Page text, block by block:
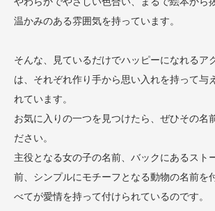
温かみのある雰囲気を持っています。
そんな、見ているだけでハッピーになれるア
は、それぞれ作り手から思い入れを持って与
れています。
お気に入りの一つを見つけたら、ぜひその名
ださい。
主役となる女の子の名前、バックにあるスト
前、シンプルにモチーフとなる動物の名前を
べてが愛情を持って付けられているのです。